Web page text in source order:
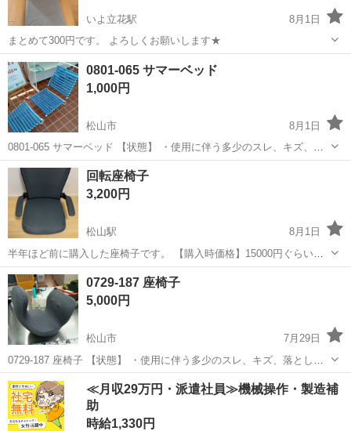
いよ立花駅
8月1日
まとめて300円です。 よろしくお願いします★
愛媛 松山市 いよ立花駅
0801-065 サマーベッド
1,000円
松山市
8月1日
0801-065 サマーベッド 【状態】 ・使用に伴う多少のスレ、キズ、落
としきれない汚れなどございます ・詳細は現地でご確認ください ・お
値引きは出来かねますのでご了承願います ※中古品のため、状態につ
い...
愛媛 松山市 椅子
回転座椅子
3,200円
松山駅
8月1日
半年ほど前に購入した座椅子です。 【購入時価格】15000円ぐらい
【サイズ】縦：70cm、横：60cm、奥行き：55cm （大体です） とく
に目立った傷はありません。 状態はいいのでまだまだ使えます！ 上記
の条件に合わ...
愛媛 松山市 椅子
0729-187 座椅子
5,000円
松山市
7月29日
0729-187 座椅子 【状態】 ・使用に伴う多少のスレ、キズ、落としき
れない汚れなどございます ・詳細は現地でご確認ください ・お値引き
は出来かねますのでご了承願います ※中古品のため、状態については
ご...
愛媛 松山市 椅子 現地
≪月収29万円・派遣社員≫機械操作・製造補
助
時給1,330円